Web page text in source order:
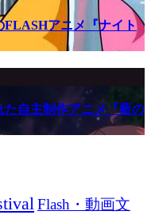
FLASHアニメ『ナイト
自主制作アニメ『藍の
Flash・動画文